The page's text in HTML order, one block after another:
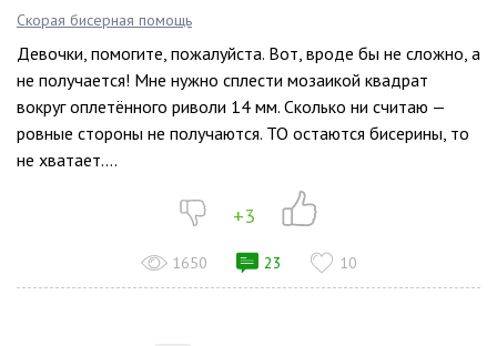
Скорая бисерная помощь
Девочки, помогите, пожалуйста. Вот, вроде бы не сложно, а
не получается! Мне нужно сплести мозаикой квадрат
вокруг оплетённого риволи 14 мм. Сколько ни считаю —
ровные стороны не получаются. ТО остаются бисерины, то
не хватает....
+3
1650 23 10